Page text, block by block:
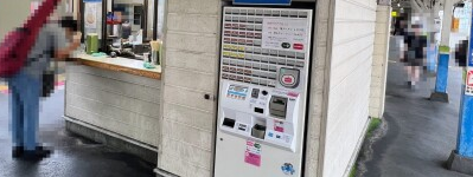
発祥地：埼玉県
2026年7月8日